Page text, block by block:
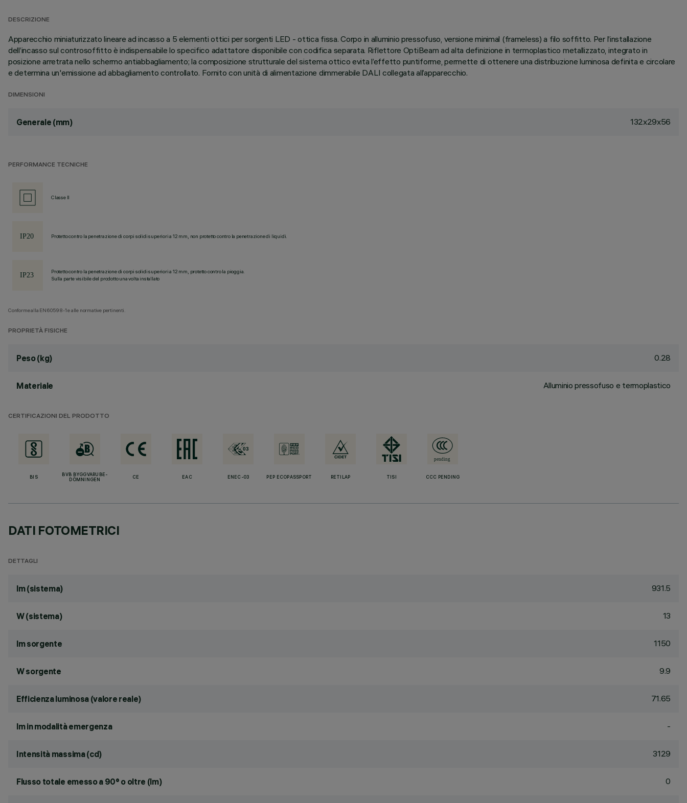
DESCRIZIONE
Apparecchio miniaturizzato lineare ad incasso a 5 elementi ottici per sorgenti LED - ottica fissa. Corpo in alluminio pressofuso, versione minimal (frameless) a filo soffitto. Per l’installazione
dell’incasso sul controsoffitto è indispensabile lo specifico adattatore disponibile con codifica separata. Riflettore OptiBeam ad alta definizione in termoplastico metallizzato, integrato in
posizione arretrata nello schermo antiabbagliamento; la composizione strutturale del sistema ottico evita l’effetto puntiforme, permette di ottenere una distribuzione luminosa definita e circolare
e determina un'emissione ad abbagliamento controllato. Fornito con unità di alimentazione dimmerabile DALI collegata all’apparecchio.
DIMENSIONI
Generale (mm) 132x29x56
PERFORMANCE TECNICHE
Classe II
Protetto contro la penetrazione di corpi solidi superiori a 12 mm, non protetto contro la penetrazione di liquidi.
Protetto contro la penetrazione di corpi solidi superiori a 12 mm, protetto contro la pioggia.
Sulla parte visibile del prodotto una volta installato
Conforme alla EN60598-1 e alle normative pertinenti.
PROPRIETÀ FISICHE
Peso (kg) 0.28
Materiale Alluminio pressofuso e termoplastico
CERTIFICAZIONI DEL PRODOTTO
BIS
BVB BYGGVARUBE-
DÖMNINGEN
CE EAC ENEC-03 PEP ECOPASSPORT RETILAP TISI CCC PENDING
DATI FOTOMETRICI
DETTAGLI
lm (sistema) 931.5
W (sistema) 13
lm sorgente 1150
W sorgente 9.9
Efficienza luminosa (valore reale) 71.65
lm in modalità emergenza -
Intensità massima (cd) 3129
Flusso totale emesso a 90° o oltre (lm) 0